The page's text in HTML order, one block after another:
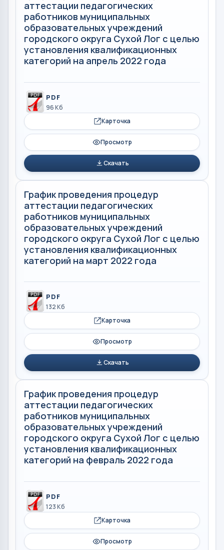
аттестации педагогических
работников муниципальных
образовательных учреждений
городского округа Сухой Лог с целью
установления квалификационных
категорий на апрель 2022 года
PDF
96 Кб
Карточка
Просмотр
Скачать
График проведения процедур
аттестации педагогических
работников муниципальных
образовательных учреждений
городского округа Сухой Лог с целью
установления квалификационных
категорий на март 2022 года
PDF
132 Кб
Карточка
Просмотр
Скачать
График проведения процедур
аттестации педагогических
работников муниципальных
образовательных учреждений
городского округа Сухой Лог с целью
установления квалификационных
категорий на февраль 2022 года
PDF
123 Кб
Карточка
Просмотр